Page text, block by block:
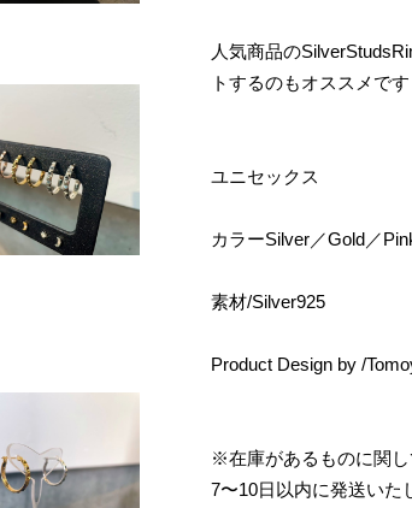
人気商品の
トするのもオススメです
ユニセックス
カラーSilver／Gold／
素材/Silver925
Product Design by /
※在庫があるものに関
7〜10日以内に発送いた